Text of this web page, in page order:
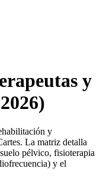
y
y
La matriz detalla
pélvico, fisioterapia
y el